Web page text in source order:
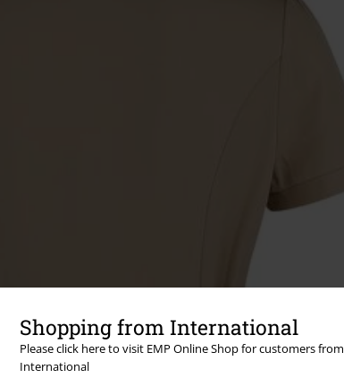
Shopping from International
Please click here to visit EMP Online Shop for customers from
International